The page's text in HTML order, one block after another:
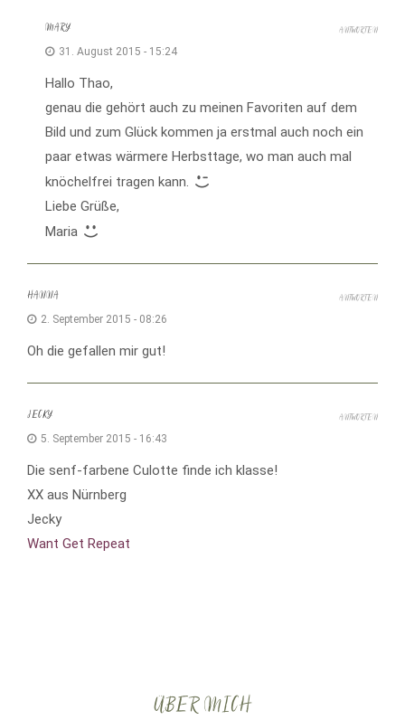
MARY
31. August 2015 - 15:24
Hallo Thao,
genau die gehört auch zu meinen Favoriten auf dem
Bild und zum Glück kommen ja erstmal auch noch ein
paar etwas wärmere Herbsttage, wo man auch mal
knöchelfrei tragen kann.
Liebe Grüße,
Maria
ANTWORTEN
HANNA
2. September 2015 - 08:26
Oh die gefallen mir gut!
ANTWORTEN
JECKY
5. September 2015 - 16:43
Die senf-farbene Culotte finde ich klasse!
XX aus Nürnberg
Jecky
Want Get Repeat
ANTWORTEN
ÜBER MICH